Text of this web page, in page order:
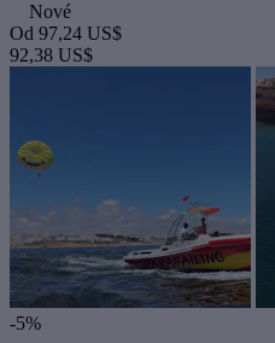
Nové
Od 97,24 US$
92,38 US$
-5%